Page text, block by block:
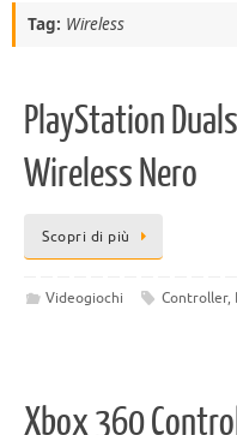
Tag: Wireless
PlayStation
Wireless Nero
Scopri di più
Videogiochi Controller,
Xbox 360